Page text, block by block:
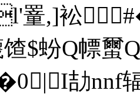
罿,]衳
$蚡Q幖蠒
I劼nnf